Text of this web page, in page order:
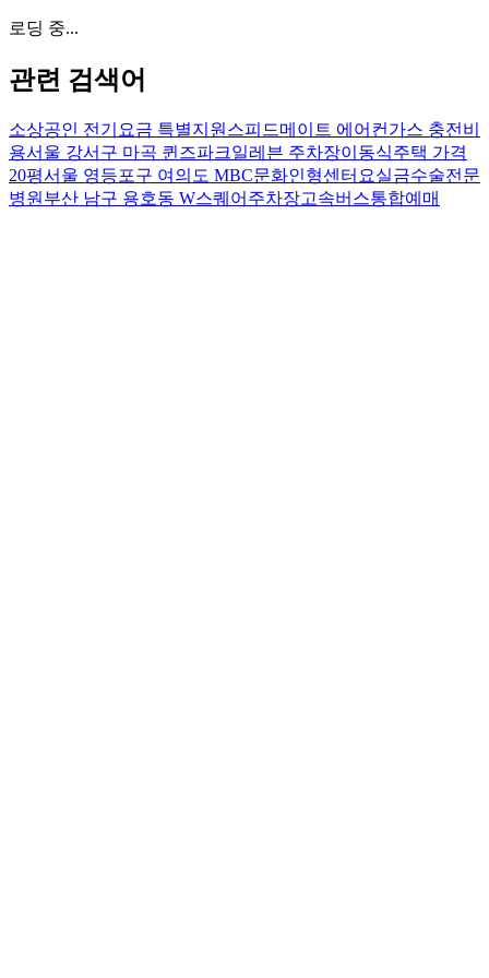
로딩 중...
관련 검색어
소상공인 전기요금 특별지원 스피드메이트 에어컨가스 충전비
용서울 강서구 마곡 퀸즈파크일레븐 주차장이동식주택 가격
20평서울 영등포구 여의도 MBC문화인형센터 요실금수술전문
병원 부산 남구 용호동 W스퀘어주차장고속버스통합예매